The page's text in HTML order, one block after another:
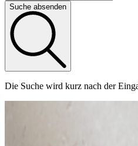
Suche absenden
Die Suche wird kurz nach der